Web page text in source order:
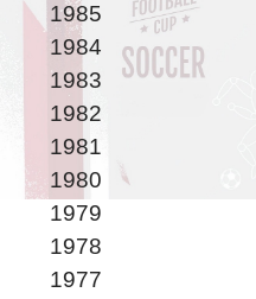
1985
1984
1983
1982
1981
1980
1979
1978
1977